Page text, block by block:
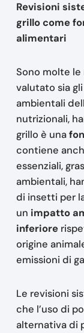
Revisioni
grillo come
alimentari
Sono molte
valutato sia
ambientali
nutrizionali,
grillo è una
contiene
essenziali,
ambientali,
di insetti per
un impatto
inferiore
origine
emissioni di
Le revisioni
che l’uso di
alternativa di